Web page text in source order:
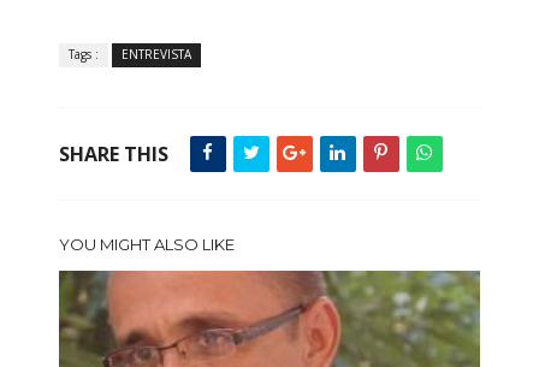
Tags : ENTREVISTA
SHARE THIS
YOU MIGHT ALSO LIKE